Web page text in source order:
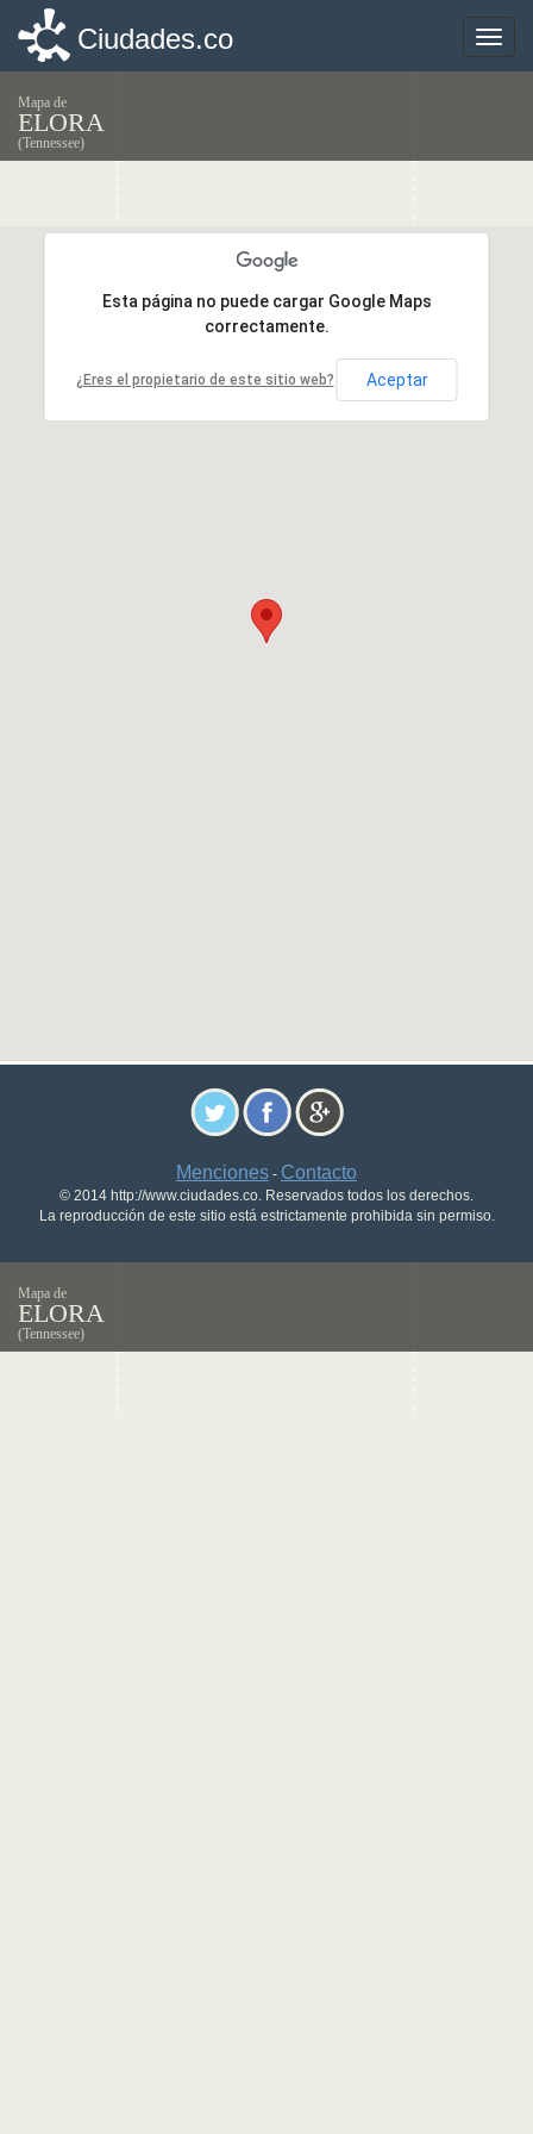
Toggle
Ciudades.co
Mapa de
ELORA
(Tennessee)
Esta página no puede cargar Google Maps
correctamente.
¿Eres el propietario de este sitio web? Aceptar
Esta página no puede cargar Google Maps
correctamente.
¿Eres el propietario de este sitio web? Aceptar
Menciones - Contacto
© 2014 http://www.ciudades.co. Reservados todos los derechos.
La reproducción de este sitio está estrictamente prohibida sin permiso.
Toggle
Ciudades.co
Mapa de
ELORA
(Tennessee)